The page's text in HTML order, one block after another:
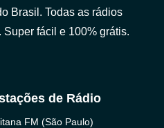
Brasil. Todas as rádios
fácil e 100% grátis.
de Rádio
FM (São Paulo)